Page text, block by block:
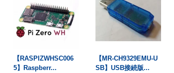
【RASPIZWHSC006
5】Raspberr...
【MR-CH9329EMU-U
SB】USB接続版...